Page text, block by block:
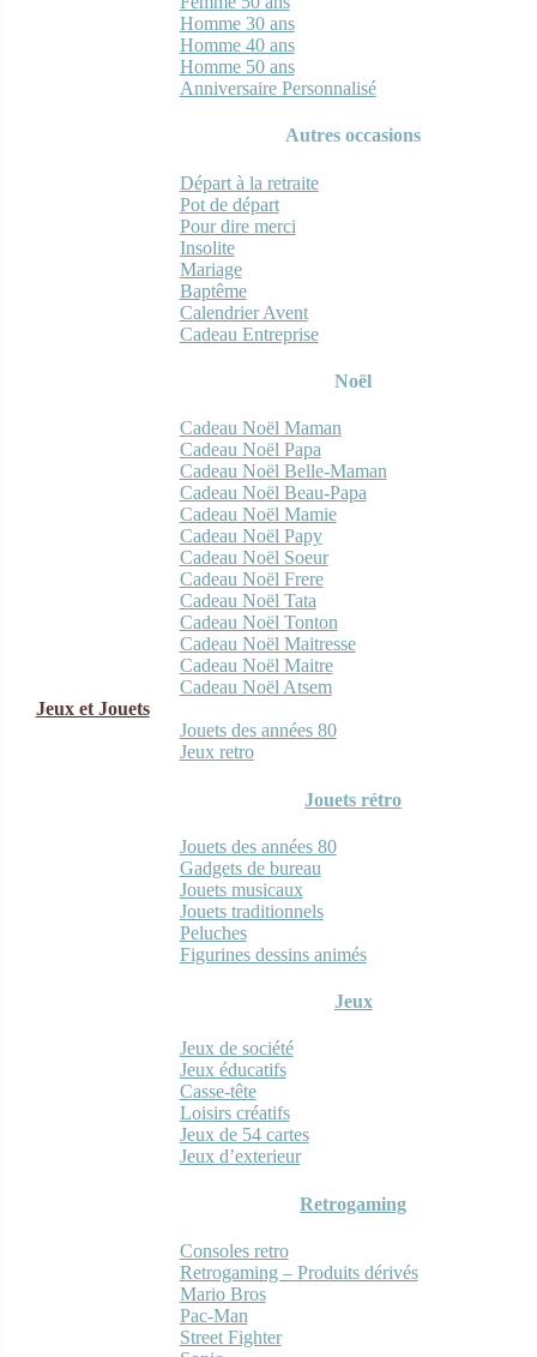
Homme 30 ans
Homme 40 ans
Homme 50 ans
Anniversaire Personnalisé
Autres occasions
Départ à la retraite
Pot de départ
Pour dire merci
Insolite
Mariage
Baptême
Calendrier Avent
Cadeau Entreprise
Noël
Cadeau Noël Maman
Cadeau Noël Papa
Cadeau Noël Belle-Maman
Cadeau Noël Beau-Papa
Cadeau Noël Mamie
Cadeau Noël Papy
Cadeau Noël Soeur
Cadeau Noël Frere
Cadeau Noël Tata
Cadeau Noël Tonton
Cadeau Noël Maitresse
Cadeau Noël Maitre
Cadeau Noël Atsem
Jeux et Jouets
Jouets des années 80
Jeux retro
Jouets rétro
Jouets des années 80
Gadgets de bureau
Jouets musicaux
Jouets traditionnels
Peluches
Figurines dessins animés
Jeux
Jeux de société
Jeux éducatifs
Casse-tête
Loisirs créatifs
Jeux de 54 cartes
Jeux d’exterieur
Retrogaming
Consoles retro
Retrogaming – Produits dérivés
Mario Bros
Pac-Man
Street Fighter